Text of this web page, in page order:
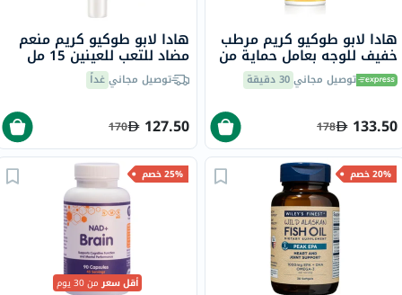
هادا لابو طوكيو كريم مرطب
خفيف للوجه بعامل حماية من
الشمس 50 ومظهر غير لامع
50 مل توصيل مجاني30 دقيقة
133.50
178
هادا لابو طوكيو كريم منعم
مضاد للتعب للعينين 15 مل
توصيل مجانيغداً
127.50
170
20% خصم 25% خصم
أقل سعرمن 30 يوم